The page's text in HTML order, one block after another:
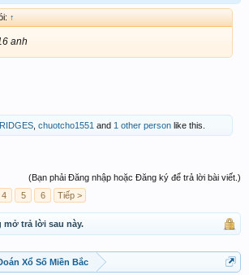
↑
anh
chuotcho1551 and 1 other person like this.
(Bạn phải Đăng nhập hoặc Đăng ký để trả lời bài viết.)
4 5 6 Tiếp >
mở trả lời sau này.
Xổ Số Miền Bắc